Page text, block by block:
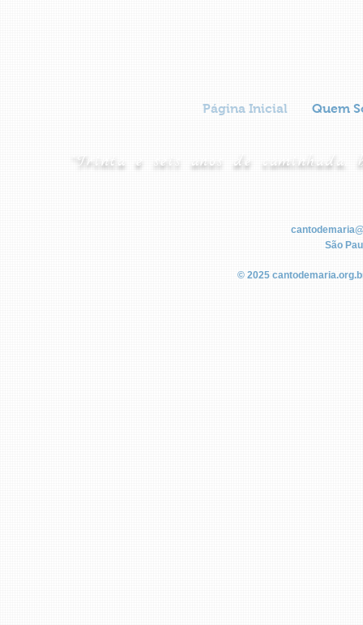
Página Inicial Quem
"Trinta e seis anos de
São
© 2025